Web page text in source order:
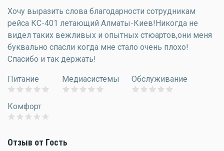
Хочу выразить слова благодарности сотрудникам
рейса КС-401 летающий Алматы-Киев!Никогда не
видел таких вежливых и опытных стюартов,они меня
буквально спасли когда мне стало очень плохо!
Спасибо и так держать!
Питание Медиасистемы Обслуживание
Комфорт
Отзыв от Гость